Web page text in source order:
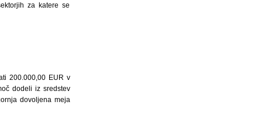
za katere se
200.000,00 EUR v
dodeli iz sredstev
dovoljena meja